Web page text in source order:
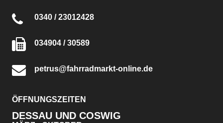
0340 / 23012428
034904 / 30589
petrus@fahrradmarkt-online.de
ÖFFNUNGSZEITEN
DESSAU UND COSWIG